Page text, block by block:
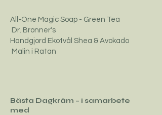
All-One Magic Soap - Green Tea
Dr. Bronner's
Handgjord Ekotvål Shea & Avokado
Malin i Ratan
Bästa Dagkräm – i samarbete
med